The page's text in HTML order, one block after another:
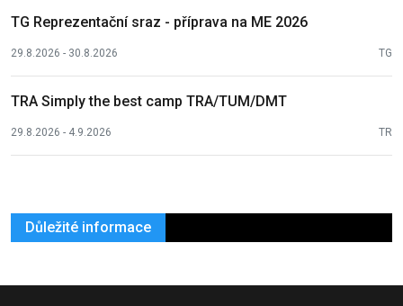
TG Reprezentační sraz - příprava na ME 2026
29.8.2026 - 30.8.2026 TG
TRA Simply the best camp TRA/TUM/DMT
29.8.2026 - 4.9.2026 TR
Důležité informace